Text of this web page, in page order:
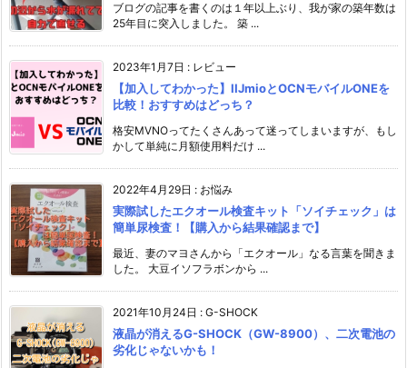
ブログの記事を書くのは１年以上ぶり、我が家の築年数は
25年目に突入しました。 築 ...
2023年1月7日 : レビュー
【加入してわかった】IIJmioとOCNモバイルONEを
比較！おすすめはどっち？
格安MVNOってたくさんあって迷ってしまいますが、もし
かして単純に月額使用料だけ ...
2022年4月29日 : お悩み
実際試したエクオール検査キット「ソイチェック」は
簡単尿検査！【購入から結果確認まで】
最近、妻のマヨさんから「エクオール」なる言葉を聞きま
した。 大豆イソフラボンから ...
2021年10月24日 : G-SHOCK
液晶が消えるG-SHOCK（GW-8900）、二次電池の
劣化じゃないかも！